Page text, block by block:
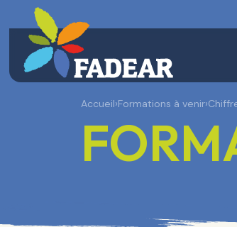
Accueil›Formations à venir›